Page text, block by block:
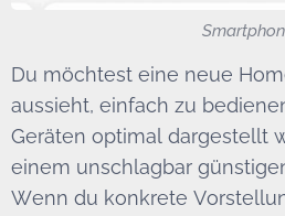
Du möchtest eine neue
aussieht, einfach zu
Geräten optimal dargestellt
einem unschlagbar
Wenn du konkrete